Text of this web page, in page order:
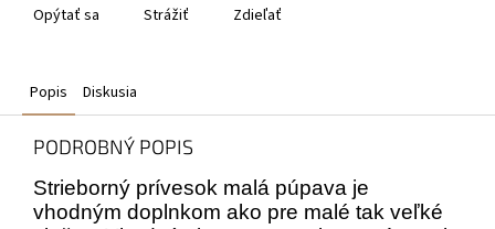
Opýtať sa Strážiť Zdieľať
Popis Diskusia
PODROBNÝ POPIS
Strieborný prívesok malá púpava je
vhodným doplnkom ako pre malé tak veľké